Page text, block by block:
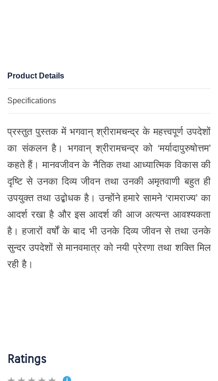
Product Details
Specifications
प्रस्तुत पुस्तक में भगवान् श्रीरामचन्द्र के महत्त्वपूर्ण उपदेशों
का संकलन है। भगवान् श्रीरामचन्द्र को ‘मर्यादापुरुषोत्तम’
कहते हैं। मानवजीवन के नैतिक तथा आध्यात्मिक विकास की
दृष्टि से उनका दिव्य जीवन तथा उनकी अमृतवाणी बहुत ही
उपयुक्त तथा उद्बोधक है। उन्होंने हमारे सामने ‘रामराज्य’ का
आदर्श रखा है और इस आदर्श की आज अत्यन्त आवश्यकता
है। हजारों वर्षों के बाद भी उनके दिव्य जीवन से तथा उनके
सुन्दर उपदेशों से मानवमात्र को नयी प्रेरणा तथा शक्ति मिल
रही है।
Ratings